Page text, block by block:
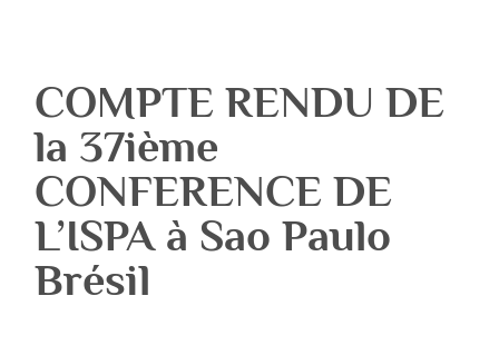
COMPTE RENDU DE
la 37ième
CONFERENCE DE
L’ISPA à Sao Paulo
Brésil